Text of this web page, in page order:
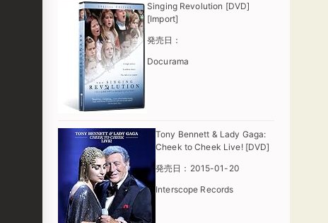
Singing Revolution [DVD]
[Import]
発売日：
Docurama
Tony Bennett & Lady Gaga:
Cheek to Cheek Live! [DVD]
発売日：2015-01-20
Interscope Records